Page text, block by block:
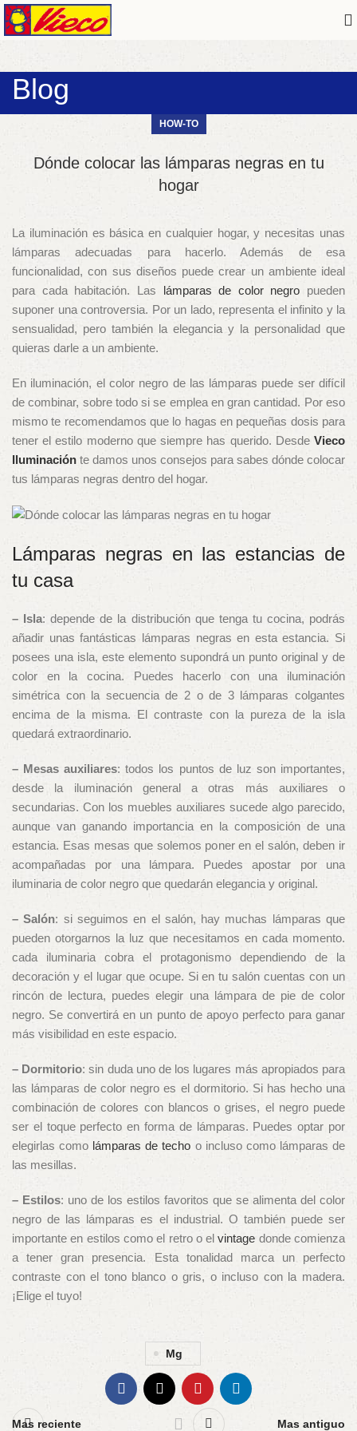
Blog
HOW-TO
Dónde colocar las lámparas negras en tu
hogar
La iluminación es básica en cualquier hogar, y necesitas unas
lámparas adecuadas para hacerlo. Además de esa
funcionalidad, con sus diseños puede crear un ambiente ideal
para cada habitación. Las lámparas de color negro pueden
suponer una controversia. Por un lado, representa el infinito y la
sensualidad, pero también la elegancia y la personalidad que
quieras darle a un ambiente.
En iluminación, el color negro de las lámparas puede ser difícil
de combinar, sobre todo si se emplea en gran cantidad. Por eso
mismo te recomendamos que lo hagas en pequeñas dosis para
tener el estilo moderno que siempre has querido. Desde Vieco
Iluminación te damos unos consejos para sabes dónde colocar
tus lámparas negras dentro del hogar.
Lámparas negras en las estancias de
tu casa
– Isla: depende de la distribución que tenga tu cocina, podrás
añadir unas fantásticas lámparas negras en esta estancia. Si
posees una isla, este elemento supondrá un punto original y de
color en la cocina. Puedes hacerlo con una iluminación
simétrica con la secuencia de 2 o de 3 lámparas colgantes
encima de la misma. El contraste con la pureza de la isla
quedará extraordinario.
– Mesas auxiliares: todos los puntos de luz son importantes,
desde la iluminación general a otras más auxiliares o
secundarias. Con los muebles auxiliares sucede algo parecido,
aunque van ganando importancia en la composición de una
estancia. Esas mesas que solemos poner en el salón, deben ir
acompañadas por una lámpara. Puedes apostar por una
iluminaria de color negro que quedarán elegancia y original.
– Salón: si seguimos en el salón, hay muchas lámparas que
pueden otorgarnos la luz que necesitamos en cada momento.
cada iluminaria cobra el protagonismo dependiendo de la
decoración y el lugar que ocupe. Si en tu salón cuentas con un
rincón de lectura, puedes elegir una lámpara de pie de color
negro. Se convertirá en un punto de apoyo perfecto para ganar
más visibilidad en este espacio.
– Dormitorio: sin duda uno de los lugares más apropiados para
las lámparas de color negro es el dormitorio. Si has hecho una
combinación de colores con blancos o grises, el negro puede
ser el toque perfecto en forma de lámparas. Puedes optar por
elegirlas como lámparas de techo o incluso como lámparas de
las mesillas.
– Estilos: uno de los estilos favoritos que se alimenta del color
negro de las lámparas es el industrial. O también puede ser
importante en estilos como el retro o elvintage donde comienza
a tener gran presencia. Esta tonalidad marca un perfecto
contraste con el tono blanco o gris, o incluso con la madera.
¡Elige el tuyo!
Mg
Mas reciente Mas antiguo